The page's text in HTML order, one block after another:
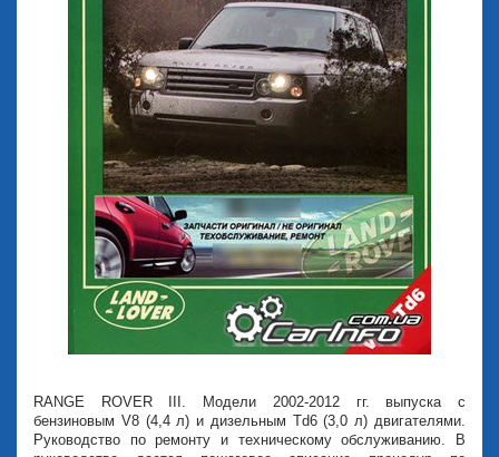
RANGE ROVER III. Модели 2002-2012 гг. выпуска с
бензиновым V8 (4,4 л) и дизельным Td6 (3,0 л) двигателями.
Руководство по ремонту и техническому обслуживанию. В